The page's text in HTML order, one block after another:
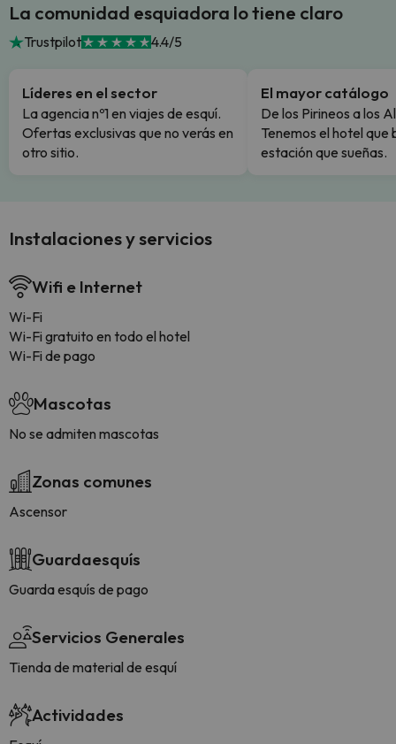
La comunidad esquiadora lo tiene claro
Trustpilot 4.4/5
Líderes en el sector
La agencia nº1 en viajes de esquí.
Ofertas exclusivas que no verás en
otro sitio.
El mayor catálogo
De los Pirineos a los
Tenemos el hotel que
estación que sueñas.
Instalaciones y servicios
Wifi e Internet
Wi-Fi
Wi-Fi gratuito en todo el hotel
Wi-Fi de pago
Mascotas
No se admiten mascotas
Zonas comunes
Ascensor
Guardaesquís
Guarda esquís de pago
Servicios Generales
Tienda de material de esquí
Actividades